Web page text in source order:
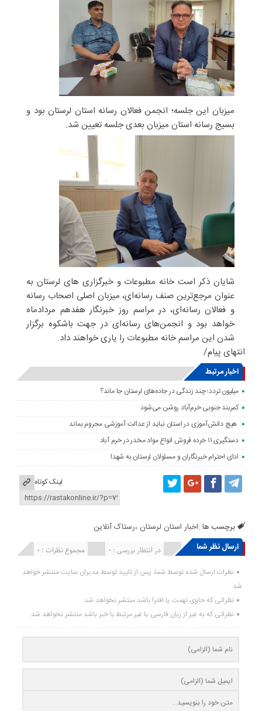
میزبان این جلسه؛ انجمن فعالان رسانه استان لرستان بود و
بسیج رسانه استان میزبان بعدی جلسه تعیین شد.
شایان ذکر است خانه مطبوعات و خبرگزاری های لرستان به
عنوان مرجع‌ترین صنف رسانه‌ای، میزبان اصلی اصحاب رسانه
و فعالان رسانه‌ای، در مراسم روز خبرنگار هفدهم مردادماه
خواهد بود و انجمن‌های رسانه‌ای در جهت باشکوه برگزار
شدن این مراسم خانه مطبوعات را یاری خواهند داد.
انتهای پیام/
اخبار مرتبط
میلیون تردد؛ چند زندگی در جاده‌های لرستان جا ماند؟
کمربند جنوبی خرم‌‌آباد روشن می‌شود
هیچ دانش‌آموزی در استان نباید از عدالت آموزشی محروم بماند
دستگیری ۱۱ خرده فروش انواع مواد مخدر در خرم آباد
ادای احترام خبرنگاران و مسئولان لرستان به شهدا
لینک کوتاه
برچسب ها :اخبار استان لرستان ،رستاک آنلاین
ارسال نظر شما
مجموع نظرات : 0 در انتظار بررسی : 0 انتشار یافته : ۰
نظرات ارسال شده توسط شما، پس از تایید توسط مدیران سایت منتشر خواهد
شد.
نظراتی که حاوی تهمت یا افترا باشد منتشر نخواهد شد.
نظراتی که به غیر از زبان فارسی یا غیر مرتبط با خبر باشد منتشر نخواهد شد.